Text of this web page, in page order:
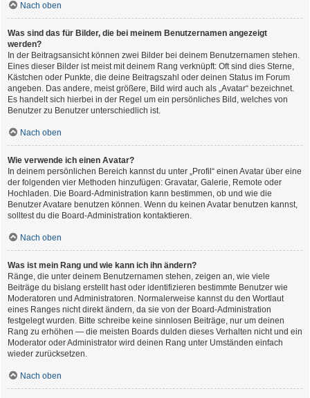
Nach oben
Was sind das für Bilder, die bei meinem Benutzernamen angezeigt
werden?
In der Beitragsansicht können zwei Bilder bei deinem Benutzernamen stehen.
Eines dieser Bilder ist meist mit deinem Rang verknüpft: Oft sind dies Sterne,
Kästchen oder Punkte, die deine Beitragszahl oder deinen Status im Forum
angeben. Das andere, meist größere, Bild wird auch als „Avatar“ bezeichnet.
Es handelt sich hierbei in der Regel um ein persönliches Bild, welches von
Benutzer zu Benutzer unterschiedlich ist.
Nach oben
Wie verwende ich einen Avatar?
In deinem persönlichen Bereich kannst du unter „Profil“ einen Avatar über eine
der folgenden vier Methoden hinzufügen: Gravatar, Galerie, Remote oder
Hochladen. Die Board-Administration kann bestimmen, ob und wie die
Benutzer Avatare benutzen können. Wenn du keinen Avatar benutzen kannst,
solltest du die Board-Administration kontaktieren.
Nach oben
Was ist mein Rang und wie kann ich ihn ändern?
Ränge, die unter deinem Benutzernamen stehen, zeigen an, wie viele
Beiträge du bislang erstellt hast oder identifizieren bestimmte Benutzer wie
Moderatoren und Administratoren. Normalerweise kannst du den Wortlaut
eines Ranges nicht direkt ändern, da sie von der Board-Administration
festgelegt wurden. Bitte schreibe keine sinnlosen Beiträge, nur um deinen
Rang zu erhöhen — die meisten Boards dulden dieses Verhalten nicht und ein
Moderator oder Administrator wird deinen Rang unter Umständen einfach
wieder zurücksetzen.
Nach oben